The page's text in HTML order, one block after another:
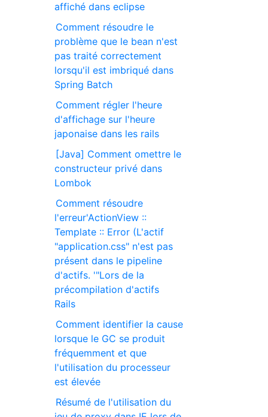
affiché dans eclipse
Comment résoudre le
problème que le bean n'est
pas traité correctement
lorsqu'il est imbriqué dans
Spring Batch
Comment régler l'heure
d'affichage sur l'heure
japonaise dans les rails
[Java] Comment omettre le
constructeur privé dans
Lombok
Comment résoudre
l'erreur'ActionView ::
Template :: Error (L'actif
"application.css" n'est pas
présent dans le pipeline
d'actifs. '"Lors de la
précompilation d'actifs
Rails
Comment identifier la cause
lorsque le GC se produit
fréquemment et que
l'utilisation du processeur
est élevée
Résumé de l'utilisation du